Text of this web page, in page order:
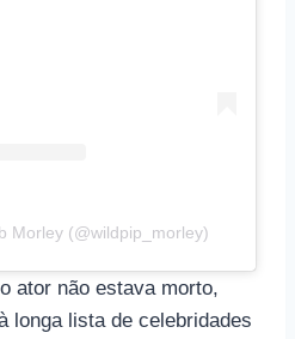
Morley (@wildpip_morley)
ator não estava morto,
longa lista de celebridades